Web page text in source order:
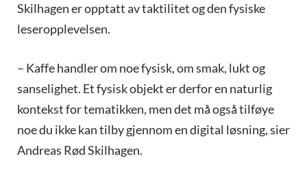
Skilhagen er opptatt av taktilitet og den fysiske
leseropplevelsen.
– Kaffe handler om noe fysisk, om smak, lukt og
sanselighet. Et fysisk objekt er derfor en naturlig
kontekst for tematikken, men det må også tilføye
noe du ikke kan tilby gjennom en digital løsning, sier
Andreas Rød Skilhagen.